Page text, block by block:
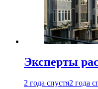
Эксперты
2 года спустя2 года